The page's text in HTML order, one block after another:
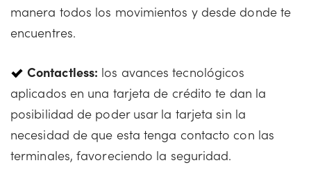
manera todos los movimientos y desde donde te
encuentres.
Contactless: los avances tecnológicos
aplicados en una tarjeta de crédito te dan la
posibilidad de poder usar la tarjeta sin la
necesidad de que esta tenga contacto con las
terminales, favoreciendo la seguridad.